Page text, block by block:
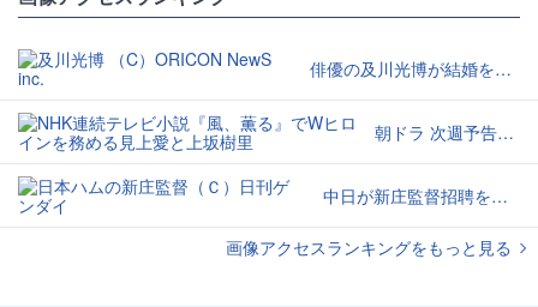
俳優の及川光博が結婚を発表
朝ドラ 次週予告に「ゲンナリ」
中日が新庄監督招聘を検討か
画像アクセスランキングをもっと見る